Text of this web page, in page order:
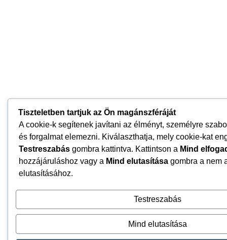
Tiszteletben tartjuk az Ön magánszféráját
A cookie-k segítenek javítani az élményt, személyre
és forgalmat elemezni. Kiválaszthatja, mely cookie-kat
Testreszabás gombra kattintva. Kattintson a Mind
hozzájáruláshoz vagy a Mind elutasítása gombra a nem
elutasításához.
Testreszabás
Mind elutasítása